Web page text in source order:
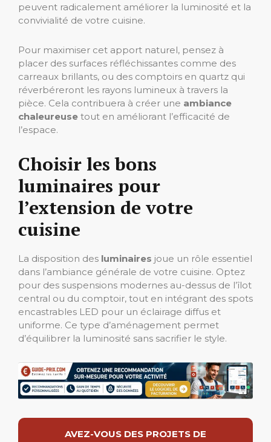
peuvent radicalement améliorer la luminosité et la
convivialité de votre cuisine.
Pour maximiser cet apport naturel, pensez à
placer des surfaces réfléchissantes comme des
carreaux brillants, ou des comptoirs en quartz qui
réverbéreront les rayons lumineux à travers la
pièce. Cela contribuera à créer une ambiance
chaleureuse tout en améliorant l’efficacité de
l’espace.
Choisir les bons
luminaires pour
l’extension de votre
cuisine
La disposition des luminaires joue un rôle essentiel
dans l’ambiance générale de votre cuisine. Optez
pour des suspensions modernes au-dessus de l’îlot
central ou du comptoir, tout en intégrant des spots
encastrables LED pour un éclairage diffus et
uniforme. Ce type d’aménagement permet
d’équilibrer la luminosité sans sacrifier le style.
AVEZ-VOUS DES PROJETS DE